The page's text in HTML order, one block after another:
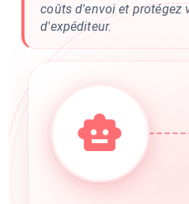
coûts d'envoi et protégez
d'expéditeur.